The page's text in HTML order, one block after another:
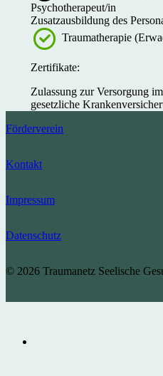
Psychotherapeut/in
Zusatzausbildung des
Traumatherapie
Zertifikate:
Zulassung zur Versorgung
gesetzliche
Förderverein
Kontakt
Impressum
Datenschutz
© 2026 Traumanetz Seelische